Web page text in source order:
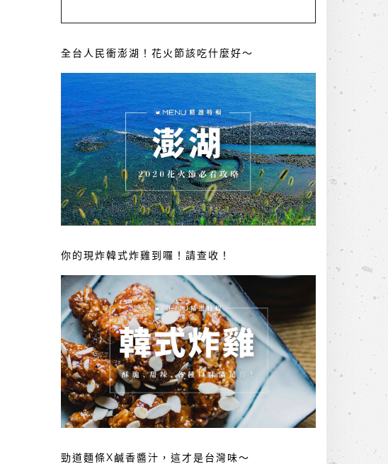
全台人民衝澎湖！花火節該吃什麼好～
你的現炸韓式炸雞到囉！請查收！
勁道麵條X鹹香醬汁，這才是台灣味～